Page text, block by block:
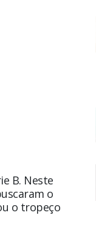
B. Neste
o
o tropeço